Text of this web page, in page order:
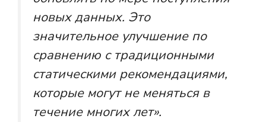
новых данных. Это
значительное улучшение по
сравнению с традиционными
статическими рекомендациями,
которые могут не меняться в
течение многих лет».